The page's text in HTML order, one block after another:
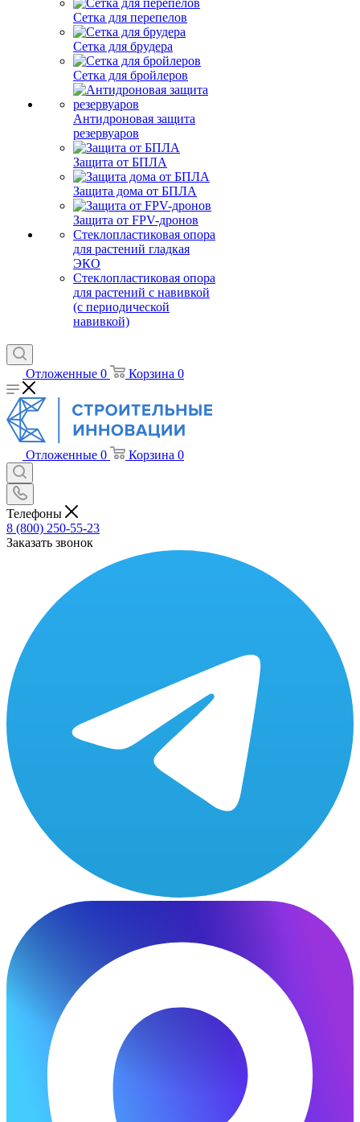
Сетка для перепелов
Сетка для брудера
Сетка для бройлеров
Антидроновая защита
резервуаров
Защита от БПЛА
Защита дома от БПЛА
Защита от FPV-дронов
Стеклопластиковая опора
для растений гладкая
ЭКО
Стеклопластиковая опора
для растений с навивкой
(с периодической
навивкой)
Отложенные 0 Корзина 0
Отложенные 0 Корзина 0
Телефоны
8 (800) 250-55-23
Заказать звонок